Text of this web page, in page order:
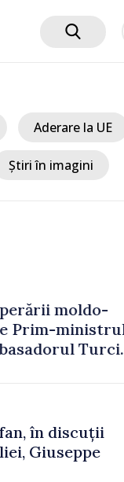
Aderare la UE
Știri în imagini
moldo-
Prim-ministrul
Turciei,
în discuții
Giuseppe